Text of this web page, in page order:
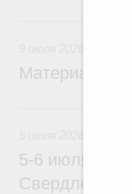
Материалы к
5-6 июля